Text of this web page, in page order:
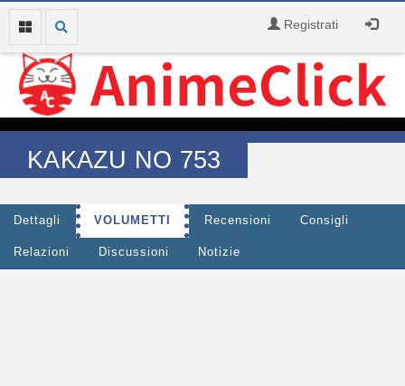
Registrati
KAKAZU NO 753
Dettagli VOLUMETTI Recensioni Consigli
Relazioni Discussioni Notizie